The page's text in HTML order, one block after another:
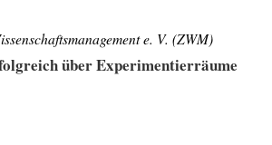
e. V. (ZWM)
über Experimentierräume